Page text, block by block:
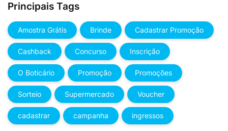
Principais Tags
Amostra Grátis Brinde Cadastrar Promoção
Cashback Concurso Inscrição
O Boticário Promoção Promoções
Sorteio Supermercado Voucher
cadastrar campanha ingressos